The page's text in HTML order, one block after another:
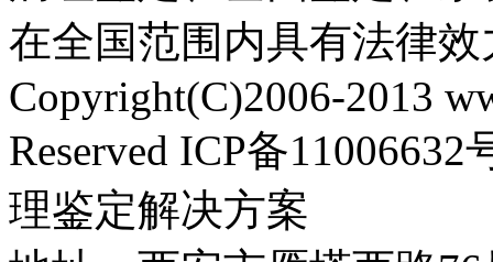
在全国范围内具有法律效
Copyright(C)2006-2013
Reserved ICP备
理鉴定解决方案